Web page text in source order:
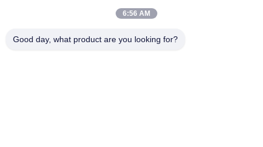
China Goede kwaliteit Elektrische Valve Actuator Leverancier.
6:56 AM
Good day, what product are you looking for?